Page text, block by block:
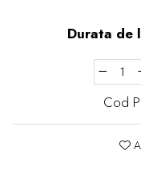
Durata de
Cod